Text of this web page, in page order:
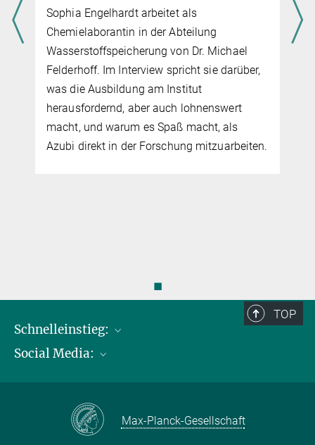
Sophia Engelhardt arbeitet als
Chemielaborantin in der Abteilung
Wasserstoffspeicherung von Dr. Michael
Felderhoff. Im Interview spricht sie darüber,
was die Ausbildung am Institut
herausfordernd, aber auch lohnenswert
macht, und warum es Spaß macht, als
Azubi direkt in der Forschung mitzuarbeiten.
◼
TOP
Schnelleinstieg:
Publikationen
Kontakt und Anfahrtsbeschreibung
Social Media:
Max-Planck-Gesellschaft